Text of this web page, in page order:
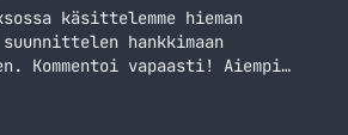
käsittelemme hieman
hankkimaan
Kommentoi vapaasti! Aiempi